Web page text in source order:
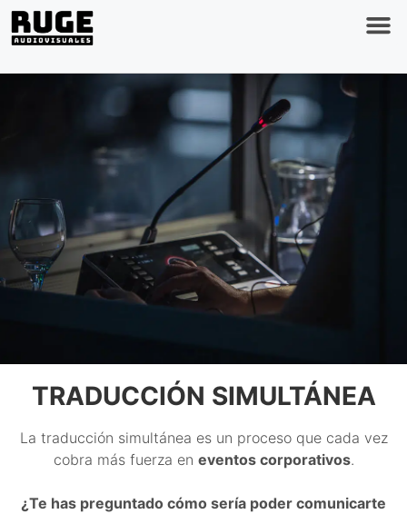
TRADUCCIÓN SIMULTÁNEA
La traducción simultánea es un proceso que cada vez
cobra más fuerza en eventos corporativos.
¿Te has preguntado cómo sería poder comunicarte